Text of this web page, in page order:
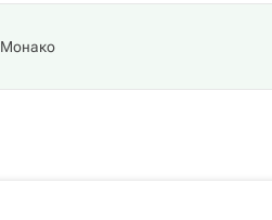
Монако